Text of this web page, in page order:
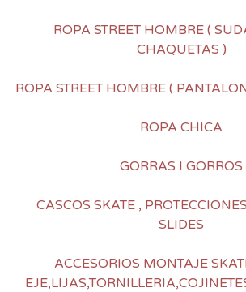
ROPA STREET HOMBRE (
CHAQUETAS )
ROPA STREET HOMBRE (
ROPA CHICA
GORRAS I GORROS
CASCOS SKATE ,
SLIDES
ACCESORIOS MONTAJE